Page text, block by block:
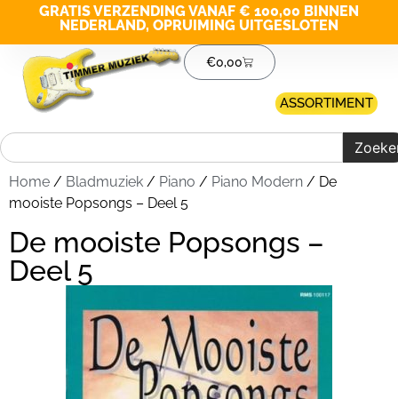
GRATIS VERZENDING VANAF € 100,00 BINNEN
NEDERLAND, OPRUIMING UITGESLOTEN
€0,00
ASSORTIMENT
Home / Bladmuziek / Piano / Piano Modern / De
mooiste Popsongs – Deel 5
De mooiste Popsongs –
Deel 5